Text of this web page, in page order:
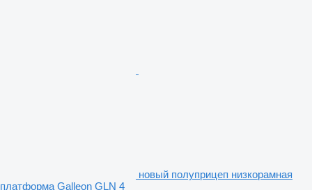
новый полуприцеп низкорамная
платформа Galleon GLN 4